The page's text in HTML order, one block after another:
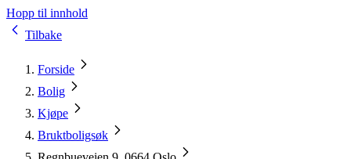
Hopp til innhold
Tilbake
Forside
Bolig
Kjøpe
Bruktboligsøk